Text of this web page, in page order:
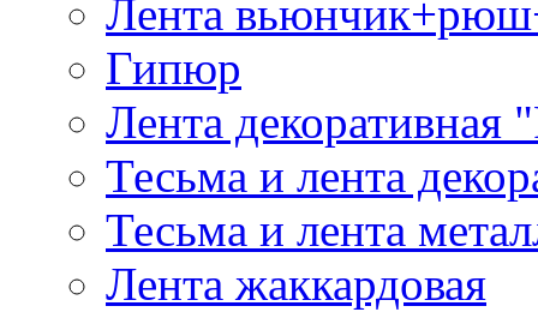
Лента
Гипюр
Лента декоративная
Тесьма и лента
Тесьма и лента
Лента жаккардовая